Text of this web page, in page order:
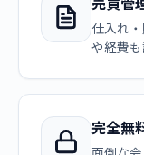
仕入れ
や経費も
完全無